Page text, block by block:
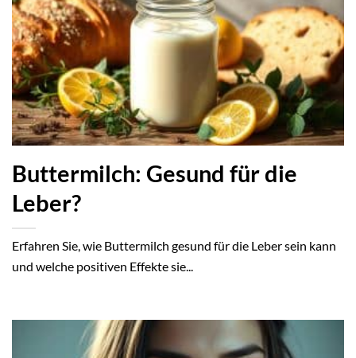
Buttermilch: Gesund für die
Leber?
Erfahren Sie, wie Buttermilch gesund für die Leber sein kann
und welche positiven Effekte sie...